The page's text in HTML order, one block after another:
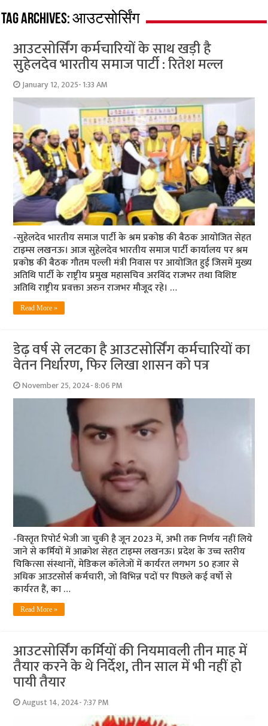
Tag Archives:आउटसोर्सिंग
आउटसोर्सिंग कर्मचारियों के साथ खड़ी है
सुहेलदेव भारतीय समाज पार्टी : रितेश मल्ल
January 12, 2025- 1:33 AM
-सुहेलदेव भारतीय समाज पार्टी के श्रम प्रकोष्ठ की बैठक आयोजित सेहत
टाइम्स लखनऊ। आज सुहेलदेव भारतीय समाज पार्टी कार्यालय पर श्रम
प्रकोष्ठ की बैठक गौतम पल्ली मंत्री निवास पर आयोजित हुई जिसमें मुख्य
अतिथि पार्टी के राष्ट्रीय प्रमुख महासचिव अरविंद राजभर तथा विशिष्ट
अतिथि राष्ट्रीय प्रवक्ता अरुन राजभर मौजूद रहे। …
Read More »
डेढ़ वर्ष से लटका है आउटसोर्सिंग कर्मचारियों का
वेतन निर्धारण, फिर लिखा शासन को पत्र
November 25, 2024- 8:06 PM
-विस्तृत रिपोर्ट भेजी जा चुकी है जून 2023 में, अभी तक निर्णय नहीं लिये
जाने से कर्मियों में आक्रोश सेहत टाइम्स लखनऊ। प्रदेश के उच्च स्तरीय
चिकित्सा संस्थानों, मेडिकल कॉलेजों में कार्यरत लगभग 50 हजार से
अधिक आउटसोर्स कर्मचारी, जो विभिन्न पदों पर पिछले कई वर्षो से
कार्यरत हैं, का …
Read More »
आउटसोर्सिंग कर्मियों की नियमावली तीन माह में
तैयार करने के थे निर्देश, तीन साल में भी नहीं हो
पायी तैयार
August 14, 2024- 7:37 PM